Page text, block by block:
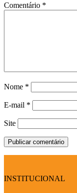
Comentário *
Nome *
E-mail *
Site
INSTITUCIONAL